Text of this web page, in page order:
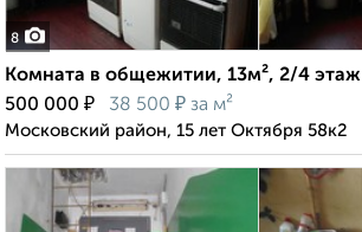
8
Комната в общежитии, 13м², 2/4 этаж
500 000 ₽ 38 500 ₽ за м²
Московский район, 15 лет Октября 58к2